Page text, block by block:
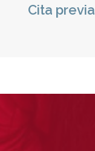
Cita previa